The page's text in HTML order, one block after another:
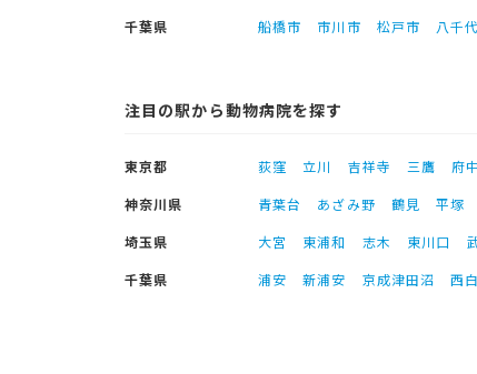
千葉県
船橋市 市川市 松戸市 八千
注目の駅から動物病院を探す
東京都 荻窪 立川 吉祥寺 三鷹 府中
神奈川県
青葉台 あざみ野 鶴見 平塚
埼玉県
大宮 東浦和 志木 東川口
千葉県
浦安 新浦安 京成津田沼 西